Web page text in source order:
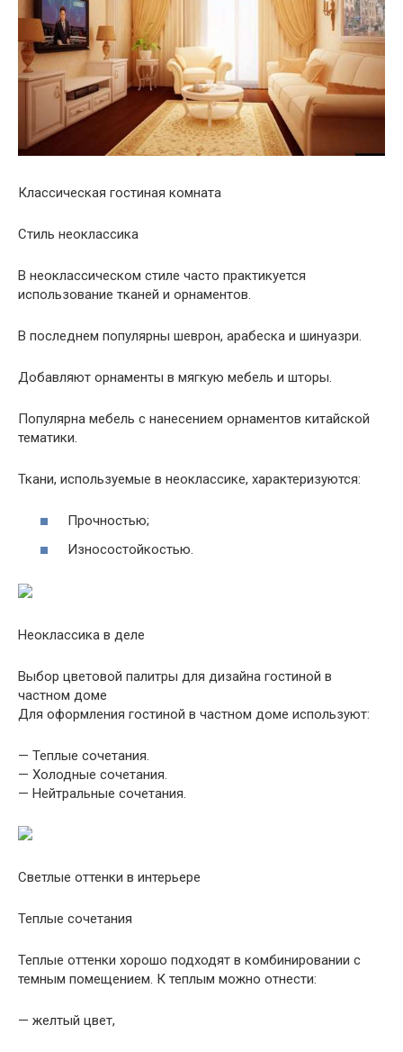
Классическая гостиная комната
Стиль неоклассика
В неоклассическом стиле часто практикуется
использование тканей и орнаментов.
В последнем популярны шеврон, арабеска и шинуазри.
Добавляют орнаменты в мягкую мебель и шторы.
Популярна мебель с нанесением орнаментов китайской
тематики.
Ткани, используемые в неоклассике, характеризуются:
Прочностью;
Износостойкостью.
Неоклассика в деле
Выбор цветовой палитры для дизайна гостиной в
частном доме
Для оформления гостиной в частном доме используют:
— Теплые сочетания.
— Холодные сочетания.
— Нейтральные сочетания.
Светлые оттенки в интерьере
Теплые сочетания
Теплые оттенки хорошо подходят в комбинировании с
темным помещением. К теплым можно отнести:
— желтый цвет,